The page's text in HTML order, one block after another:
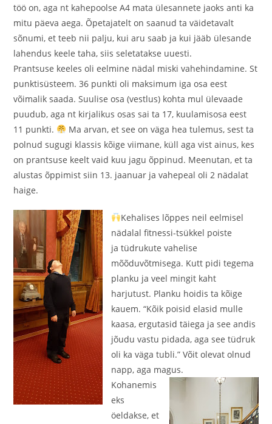
töö on, aga nt kahepoolse A4 mata ülesannete jaoks anti ka
mitu päeva aega. Õpetajatelt on saanud ta väidetavalt
sõnumi, et teeb nii palju, kui aru saab ja kui jääb ülesande
lahendus keele taha, siis seletatakse uuesti.
Prantsuse keeles oli eelmine nädal miski vahehindamine. St
punktisüsteem. 36 punkti oli maksimum iga osa eest
võimalik saada. Suulise osa (vestlus) kohta mul ülevaade
puudub, aga nt kirjalikus osas sai ta 17, kuulamisosa eest
11 punkti.
Ma arvan, et see on väga hea tulemus, sest ta
polnud sugugi klassis kõige viimane, küll aga vist ainus, kes
on prantsuse keelt vaid kuu jagu õppinud. Meenutan, et ta
alustas õppimist siin 13. jaanuar ja vahepeal oli 2 nädalat
haige.
Kehalises lõppes neil eelmisel
nädalal fitnessi-tsükkel poiste
jatüdrukute vahelise
mõõduvõtmisega. Kutt pidi tegema
planku ja veel mingit kaht
harjutust. Planku hoidis ta kõige
kauem. “Kõik poisid elasid mulle
kaasa, ergutasid täiega ja see andis
jõudu vastu pidada, aga see tüdruk
oli ka väga tubli.” Võit olevat olnud
napp, aga magus.
Kohanemis
eks
öeldakse, et